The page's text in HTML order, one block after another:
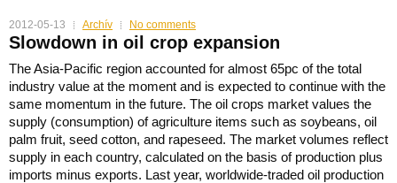
2012-05-13 Archív No comments
Slowdown in oil crop expansion
The Asia-Pacific region accounted for almost 65pc of the total
industry value at the moment and is expected to continue with the
same momentum in the future. The oil crops market values the
supply (consumption) of agriculture items such as soybeans, oil
palm fruit, seed cotton, and rapeseed. The market volumes reflect
supply in each country, calculated on the basis of production plus
imports minus exports. Last year, worldwide-traded oil production